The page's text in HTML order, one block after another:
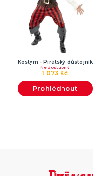
Kostým - Pirátský důstojník
1 073 Kč
Nedostupný
Prohlédnout